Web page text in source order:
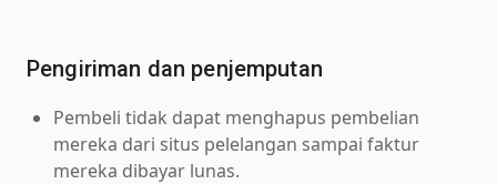
Pengiriman dan penjemputan
Pembeli tidak dapat menghapus pembelian
mereka dari situs pelelangan sampai faktur
mereka dibayar lunas.